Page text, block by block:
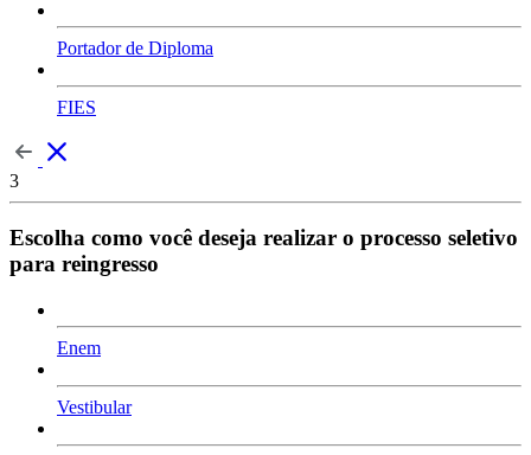
Portador de Diploma
FIES
3
Escolha como você deseja realizar o processo seletivo
para reingresso
Enem
Vestibular